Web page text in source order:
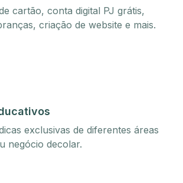
cartão, conta digital PJ grátis,
criação de website e mais.
exclusivas de diferentes áreas
negócio decolar.